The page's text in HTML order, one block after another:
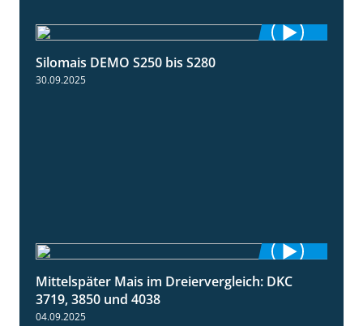
Silomais DEMO S250 bis S280
30.09.2025
1:41
Mittelspäter Mais im Dreiervergleich: DKC
3719, 3850 und 4038
04.09.2025